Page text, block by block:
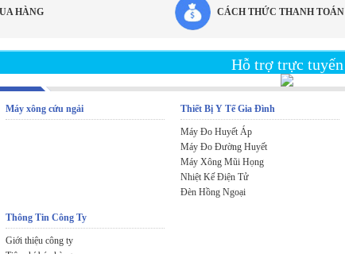
HÀNG CÁCH THỨC THANH TOÁN
Hỗ trợ trực tuyến
Máy xông cứu ngải Thiết Bị Y Tế Gia Đình
Máy Đo Huyết Áp
Máy Đo Đường Huyết
Máy Xông Mũi Họng
Nhiệt Kế Điện Tử
Đèn Hồng Ngoại
Thông Tin Công Ty
Giới thiệu công ty